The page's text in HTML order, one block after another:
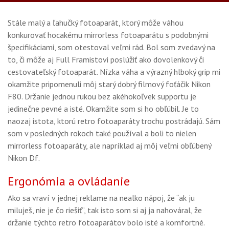
ŠKOLA FOTOGRAFIE
GALÉRIA
PORADŇA
SÚŤAŽE
KALENDÁR AKCIÍ
WORKSHOPY
Stále malý a ľahučký fotoaparát, ktorý môže váhou
konkurovať hocakému mirrorless fotoaparátu s podobnými
špecifikáciami, som otestoval veľmi rád. Bol som zvedavý na
to, či môže aj Full Framistovi poslúžiť ako dovolenkový či
cestovateľský fotoaparát. Nízka váha a výrazný hlboký grip mi
okamžite pripomenuli môj starý dobrý filmový foťáčik Nikon
F80. Držanie jednou rukou bez akéhokoľvek supportu je
jedinečne pevné a isté. Okamžite som si ho obľúbil. Je to
naozaj istota, ktorú retro fotoaparáty trochu postrádajú. Sám
som v posledných rokoch také používal a boli to nielen
mirrorless fotoaparáty, ale napríklad aj môj veľmi obľúbený
Nikon Df.
Ergonómia a ovládanie
Ako sa vraví v jednej reklame na nealko nápoj, že “ak ju
miluješ, nie je čo riešiť”, tak isto som si aj ja nahováral, že
držanie týchto retro fotoaparátov bolo isté a komfortné.